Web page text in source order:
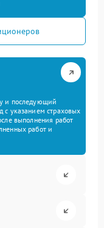
и последующий
с указанием страховых
выполнения работ
работ и